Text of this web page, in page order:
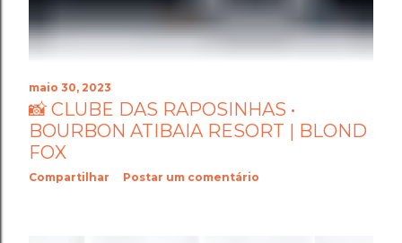
maio 30, 2023
📸 CLUBE DAS RAPOSINHAS •
BOURBON ATIBAIA RESORT | BLOND
FOX
Compartilhar Postar um comentário